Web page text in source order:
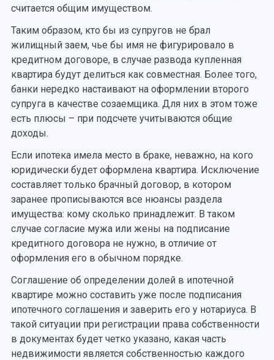
считается общим имуществом.
Таким образом, кто бы из супругов не брал
жилищный заем, чье бы имя не фигурировало в
кредитном договоре, в случае развода купленная
квартира будут делиться как совместная. Более того,
банки нередко настаивают на оформлении второго
супруга в качестве созаемщика. Для них в этом тоже
есть плюсы – при подсчете учитываются общие
доходы.
Если ипотека имела место в браке, неважно, на кого
юридически будет оформлена квартира. Исключение
составляет только брачный договор, в котором
заранее прописываются все нюансы раздела
имущества: кому сколько принадлежит. В таком
случае согласие мужа или жены на подписание
кредитного договора не нужно, в отличие от
оформления его в обычном порядке.
Соглашение об определении долей в ипотечной
квартире можно составить уже после подписания
ипотечного соглашения и заверить его у нотариуса. В
такой ситуации при регистрации права собственности
в документах будет четко указано, какая часть
недвижимости является собственностью каждого